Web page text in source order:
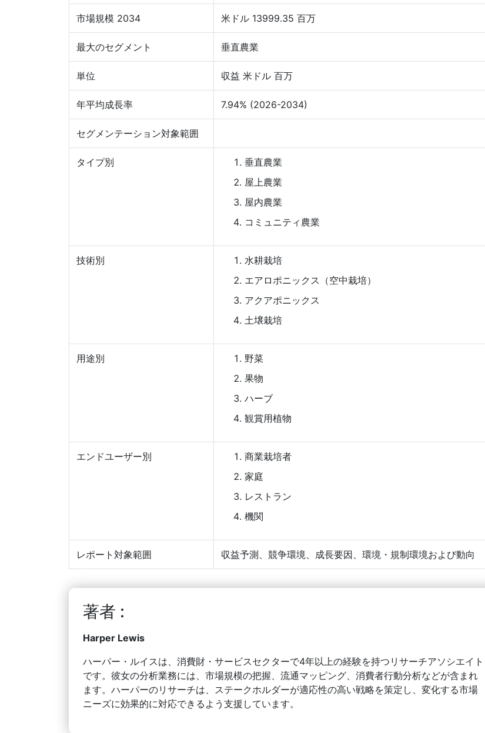
市場規模 2034 米ドル 13999.35 百万
最大のセグメント 垂直農業
単位 収益 米ドル 百万
年平均成長率 7.94% (2026-2034)
セグメンテーション対象範囲
タイプ別
垂直農業
屋上農業
屋内農業
コミュニティ農業
技術別
水耕栽培
エアロポニックス（空中栽培）
アクアポニックス
土壌栽培
用途別
野菜
果物
ハーブ
観賞用植物
エンドユーザー別
商業栽培者
家庭
レストラン
機関
レポート対象範囲 収益予測、競争環境、成長要因、環境・規制環境および動向
著者 :
Harper Lewis
ハーパー・ルイスは、消費財・サービスセクターで4年以上の経験を持つリサーチアソシエイト
です。彼女の分析業務には、市場規模の把握、流通マッピング、消費者行動分析などが含まれ
ます。ハーパーのリサーチは、ステークホルダーが適応性の高い戦略を策定し、変化する市場
ニーズに効果的に対応できるよう支援しています。